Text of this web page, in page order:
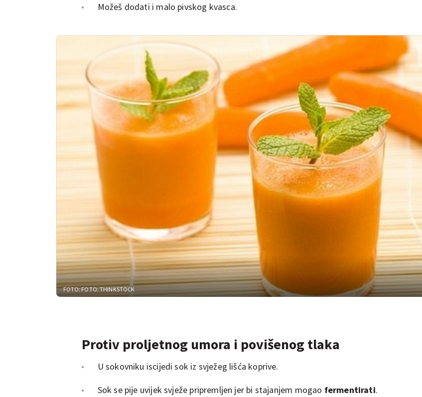
Možeš dodati i malo pivskog kvasca.
FOTO: FOTO: THINKSTOCK
Protiv proljetnog umora i povišenog tlaka
U sokovniku iscijedi sok iz svježeg lišća koprive.
Sok se pije uvijek svježe pripremljen jer bi stajanjem mogao fermentirati.